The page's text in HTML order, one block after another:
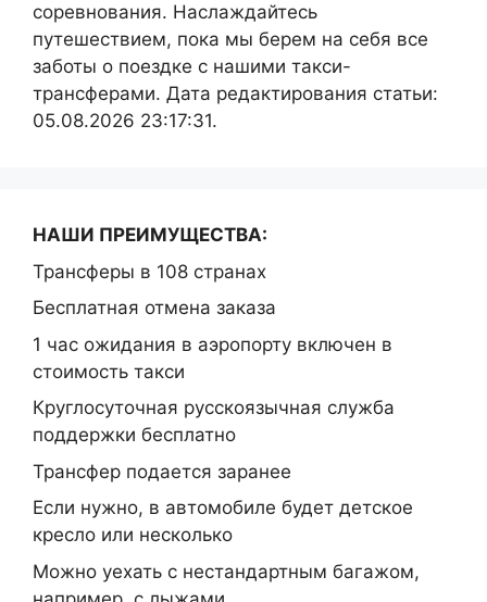
соревнования. Наслаждайтесь
путешествием, пока мы берем на себя все
заботы о поездке с нашими такси-
трансферами. Дата редактирования статьи:
05.08.2026 23:17:31.
НАШИ ПРЕИМУЩЕСТВА:
Трансферы в 108 странах
Бесплатная отмена заказа
1 час ожидания в аэропорту включен в
стоимость такси
Круглосуточная русскоязычная служба
поддержки бесплатно
Трансфер подается заранее
Если нужно, в автомобиле будет детское
кресло или несколько
Можно уехать с нестандартным багажом,